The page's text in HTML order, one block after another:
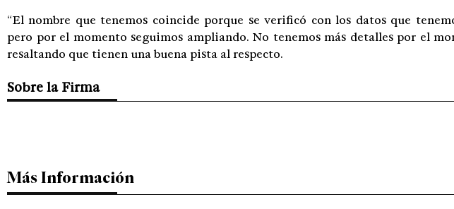
“El nombre que tenemos coincide porque se verificó con los datos que
pero por el momento seguimos ampliando. No tenemos más detalles por el
resaltando que tienen una buena pista al respecto.
Sobre la Firma
Más Información